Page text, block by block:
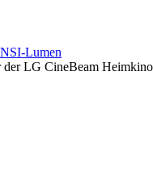
Lumen
LG CineBeam